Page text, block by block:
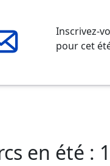
Inscrivez-
pour cet
en été :